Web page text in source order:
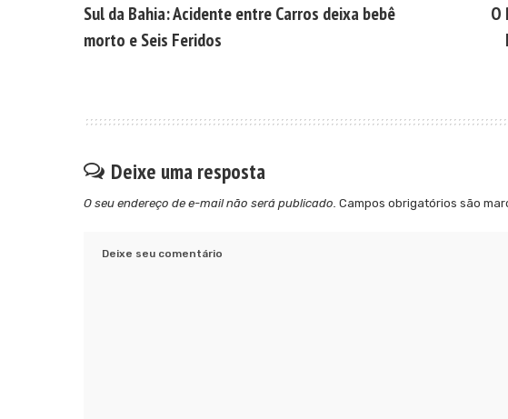
Sul da Bahia: Acidente entre Carros deixa bebê
morto e Seis Feridos
O
Deixe uma resposta
O seu endereço de e-mail não será publicado. Campos obrigatórios são